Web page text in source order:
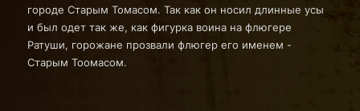
городе Старым Томасом. Так как он носил длинные усы
и был одет так же, как фигурка воина на флюгере
Ратуши, горожане прозвали флюгер его именем -
Старым Тоомасом.